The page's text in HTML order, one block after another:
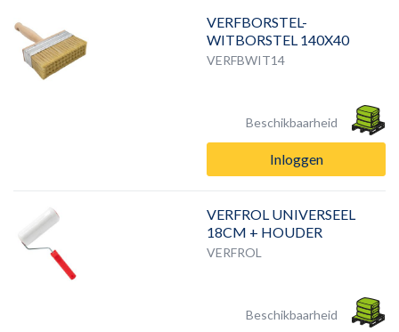
VERFBORSTEL-
WITBORSTEL 140X40
VERFBWIT14
Beschikbaarheid
Inloggen
VERFROL UNIVERSEEL
18CM + HOUDER
VERFROL
Beschikbaarheid